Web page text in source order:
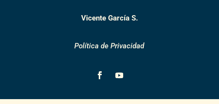
Vicente García S.
Política de Privacidad